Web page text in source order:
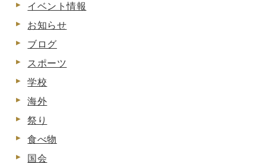
イベント情報
お知らせ
ブログ
スポーツ
学校
海外
祭り
食べ物
国会